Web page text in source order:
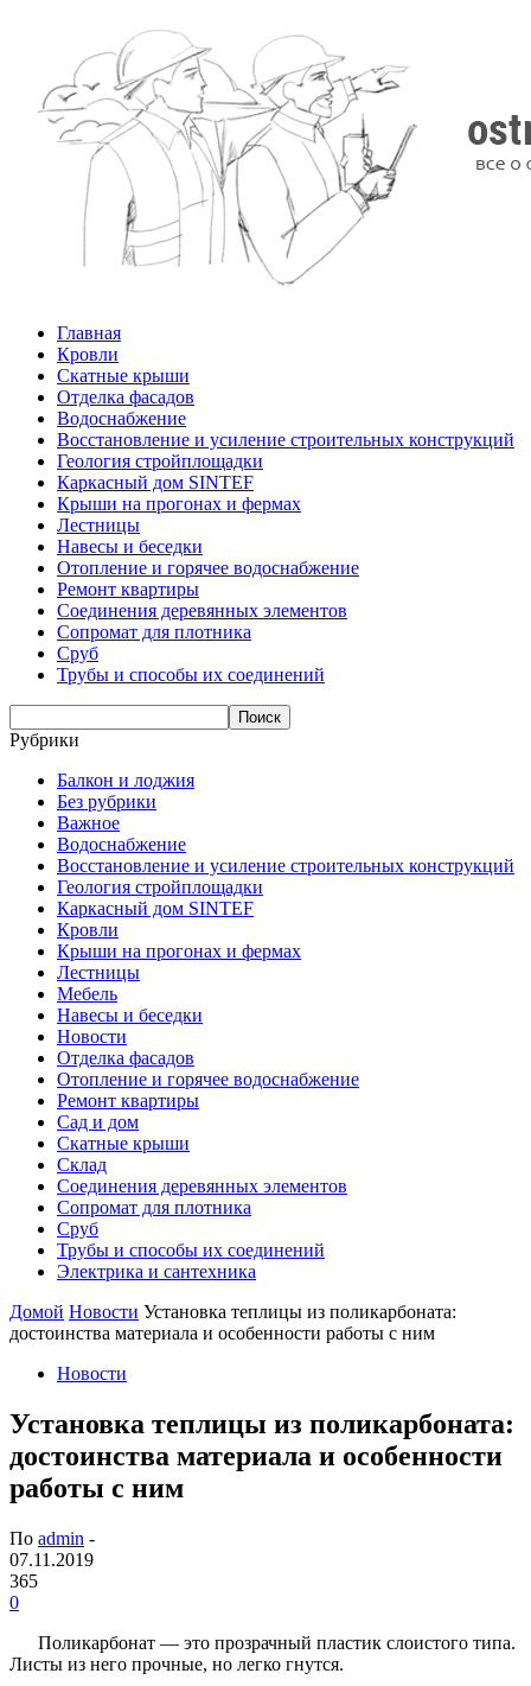
Главная
Кровли
Скатные крыши
Отделка фасадов
Водоснабжение
Восстановление и усиление строительных конструкций
Геология стройплощадки
Каркасный дом SINTEF
Крыши на прогонах и фермах
Лестницы
Навесы и беседки
Отопление и горячее водоснабжение
Ремонт квартиры
Соединения деревянных элементов
Сопромат для плотника
Сруб
Трубы и способы их соединений
Рубрики
Балкон и лоджия
Без рубрики
Важное
Водоснабжение
Восстановление и усиление строительных конструкций
Геология стройплощадки
Каркасный дом SINTEF
Кровли
Крыши на прогонах и фермах
Лестницы
Мебель
Навесы и беседки
Новости
Отделка фасадов
Отопление и горячее водоснабжение
Ремонт квартиры
Сад и дом
Скатные крыши
Склад
Соединения деревянных элементов
Сопромат для плотника
Сруб
Трубы и способы их соединений
Электрика и сантехника
Домой Новости Установка теплицы из поликарбоната:
достоинства материала и особенности работы с ним
Новости
Установка теплицы из поликарбоната:
достоинства материала и особенности
работы с ним
По admin -
07.11.2019
365
0
Поликарбонат — это прозрачный пластик слоистого типа.
Листы из него прочные, но легко гнутся.